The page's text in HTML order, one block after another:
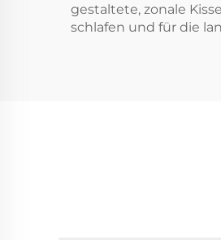
gestaltete, zonale
schlafen und für die